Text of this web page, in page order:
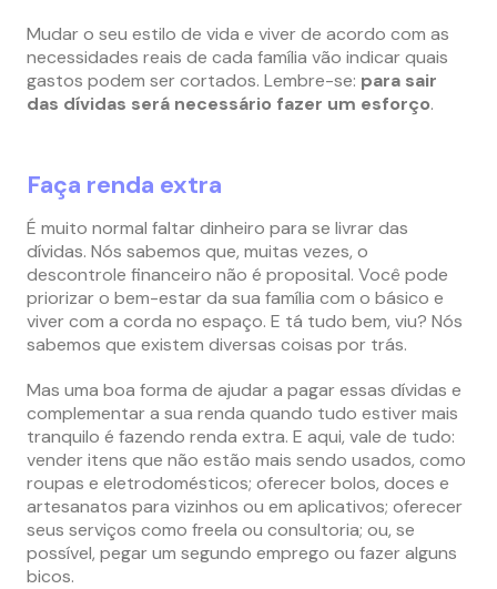
Mudar o seu estilo de vida e viver de acordo com as
necessidades reais de cada família vão indicar quais
gastos podem ser cortados. Lembre-se: para sair
das dívidas será necessário fazer um esforço.
Faça renda extra
É muito normal faltar dinheiro para se livrar das
dívidas. Nós sabemos que, muitas vezes, o
descontrole financeiro não é proposital. Você pode
priorizar o bem-estar da sua família com o básico e
viver com a corda no espaço. E tá tudo bem, viu? Nós
sabemos que existem diversas coisas por trás.
Mas uma boa forma de ajudar a pagar essas dívidas e
complementar a sua renda quando tudo estiver mais
tranquilo é fazendo renda extra. E aqui, vale de tudo:
vender itens que não estão mais sendo usados, como
roupas e eletrodomésticos; oferecer bolos, doces e
artesanatos para vizinhos ou em aplicativos; oferecer
seus serviços como freela ou consultoria; ou, se
possível, pegar um segundo emprego ou fazer alguns
bicos.